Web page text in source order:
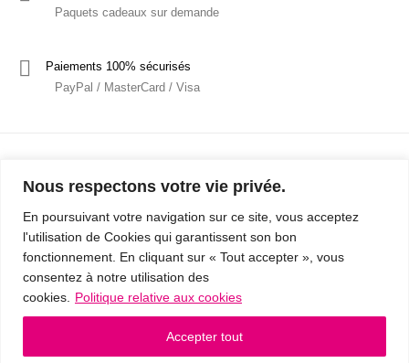
Nous respectons votre vie privée.
En poursuivant votre navigation sur ce site, vous acceptez
l'utilisation de Cookies qui garantissent son bon
fonctionnement. En cliquant sur « Tout accepter », vous
consentez à notre utilisation des
cookies.
Politique relative aux cookies
Accepter tout
Paquets cadeaux sur demande
Paiements 100% sécurisés
PayPal / MasterCard / Visa
Mentions Légales
Politique de confidentialité / RGPD
Conditions Générales de Vente
© 2019 - Cousins & Cousines